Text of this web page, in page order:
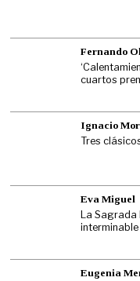
Fernando
cuartos
Ignacio
Tres
Eva Miguel
La Sagrada
interminable
Eugenia